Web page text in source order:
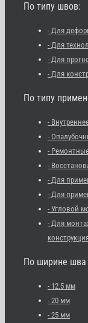
По типу швов:
- Для
- Для
- Для
- Для
По типу
-
-
-
-
- Для
- Для
- Угловой
- Для
По ширине шва
- 12.5 мм
- 20 мм
- 25 мм